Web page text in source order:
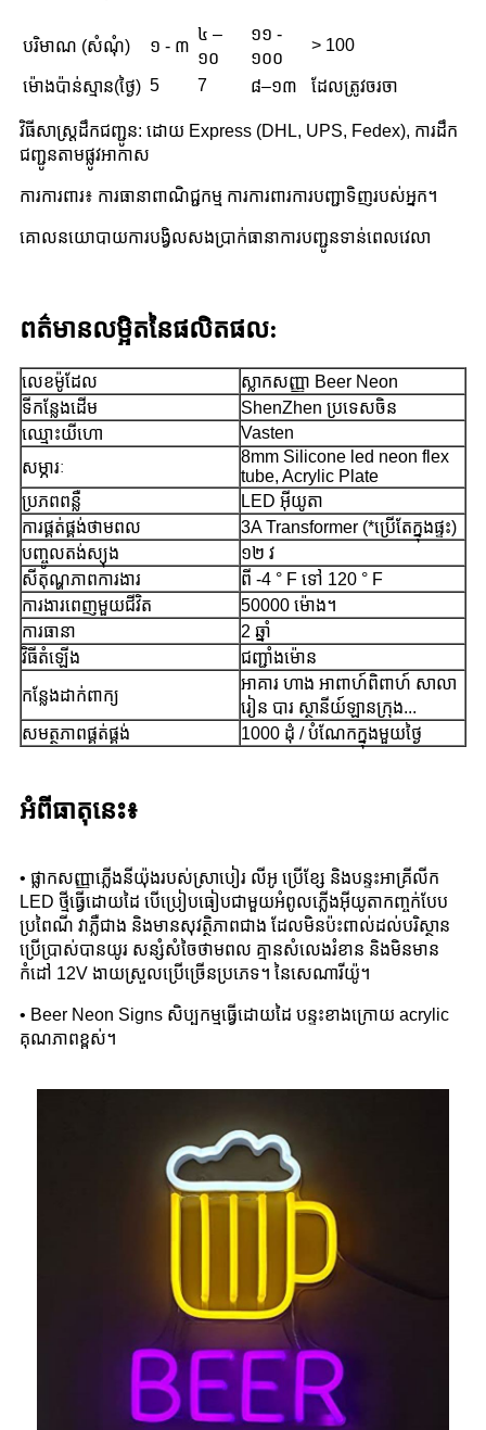
បរិមាណ (សំណុំ) ១ - ៣
៤ –
១០
១១ -
១០០
> 100
ម៉ោងប៉ាន់ស្មាន(ថ្ងៃ) 5 7 ៨–១៣ ដែលត្រូវចរចា
វិធីសាស្រ្តដឹកជញ្ជូន: ដោយ Express (DHL, UPS, Fedex), ការដឹក
ជញ្ជូនតាមផ្លូវអាកាស
ការការពារ៖ ការធានាពាណិជ្ជកម្ម ការការពារការបញ្ជាទិញរបស់អ្នក។
គោលនយោបាយការបង្វិលសងប្រាក់ធានាការបញ្ជូនទាន់ពេលវេលា
ព​ត៌​មាន​លម្អិត​នៃ​ផលិតផល:
លេខម៉ូដែល
ស្លាកសញ្ញា Beer Neon
ទីកន្លែងដើម
ShenZhen ប្រទេសចិន
ឈ្មោះ​យីហោ
Vasten
សម្ភារៈ
8mm Silicone led neon flex
tube, Acrylic Plate
ប្រភព​ពន្លឺ
LED អ៊ីយូតា
ការផ្គត់ផ្គង់ថាមពល
3A Transformer (*ប្រើតែក្នុងផ្ទះ)
បញ្ចូល​តង់ស្យុង
១២ វ
សីតុណ្ហភាពការងារ
ពី -4 ° F ទៅ 120 ° F
ការងារពេញមួយជីវិត
50000 ម៉ោង។
ការធានា
2 ឆ្នាំ
វិធីតំឡើង
ជញ្ជាំងម៉ោន
កន្លែងដាក់ពាក្យ
អាគារ ហាង អាពាហ៍ពិពាហ៍ សាលា
រៀន បារ ស្ថានីយ៍ឡានក្រុង...
សមត្ថភាពផ្គត់ផ្គង់
1000 ដុំ / បំណែកក្នុងមួយថ្ងៃ
អំពីធាតុនេះ៖
• ផ្លាកសញ្ញាភ្លើងនីយ៉ុងរបស់ស្រាបៀរ លីអូ ប្រើខ្សែ និងបន្ទះអាគ្រីលីក
LED ថ្មីធ្វើដោយដៃ បើប្រៀបធៀបជាមួយអំពូលភ្លើងអ៊ីយូតាកញ្ចក់បែប
ប្រពៃណី វាភ្លឺជាង និងមានសុវត្ថិភាពជាង ដែលមិនប៉ះពាល់ដល់បរិស្ថាន
ប្រើប្រាស់បានយូរ សន្សំសំចៃថាមពល គ្មានសំលេងរំខាន និងមិនមាន
កំដៅ 12V ងាយស្រួលប្រើច្រើនប្រភេទ។ នៃសេណារីយ៉ូ។
• Beer Neon Signs សិប្បកម្មធ្វើដោយដៃ បន្ទះខាងក្រោយ acrylic
គុណភាពខ្ពស់។